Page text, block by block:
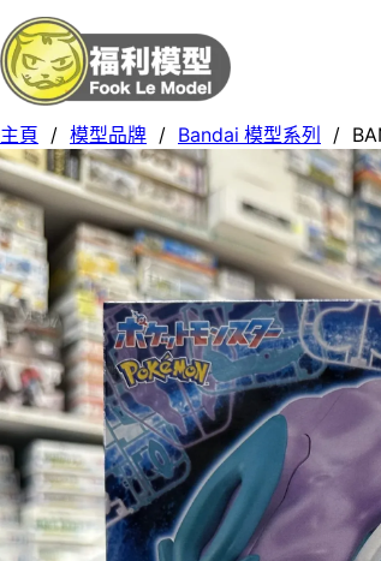
主頁 / 模型品牌 / Bandai 模型系列 /